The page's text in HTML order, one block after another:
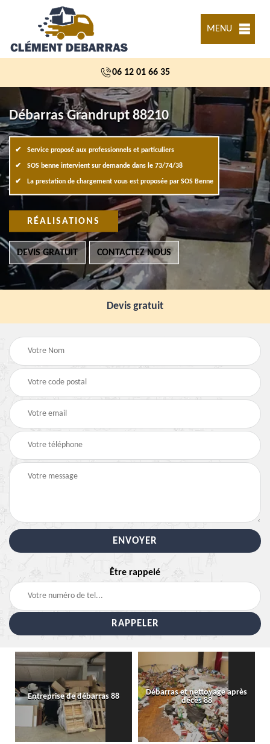
MENU
06 12 01 66 35
Débarras Grandrupt 88210
Service proposé aux professionnels et particuliers
SOS benne intervient sur demande dans le 73/74/38
La prestation de chargement vous est proposée par SOS Benne
RÉALISATIONS
DEVIS GRATUIT CONTACTEZ NOUS
Devis gratuit
Être rappelé
Entreprise de débarras 88
Débarras et nettoyage après
décès 88